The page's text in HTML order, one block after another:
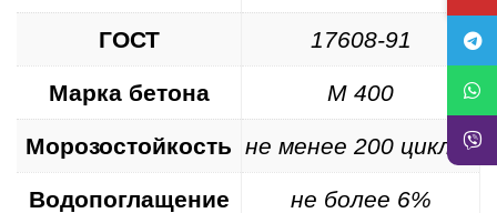
ГОСТ 17608-91
Марка бетона М 400
Морозостойкость не менее 200 циклов
Водопоглащение не более 6%